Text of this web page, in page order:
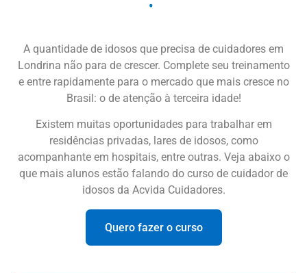
A quantidade de idosos que precisa de cuidadores em
Londrina não para de crescer. Complete seu treinamento
e entre rapidamente para o mercado que mais cresce no
Brasil: o de atenção à terceira idade!
Existem muitas oportunidades para trabalhar em
residências privadas, lares de idosos, como
acompanhante em hospitais, entre outras. Veja abaixo o
que mais alunos estão falando do curso de cuidador de
idosos da Acvida Cuidadores.
Quero fazer o curso